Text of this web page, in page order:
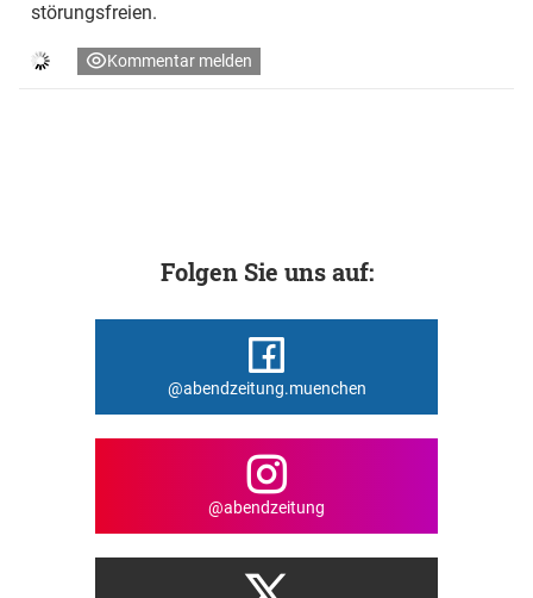
störungsfreien.
Kommentar melden
Folgen Sie uns auf:
@abendzeitung.muenchen
@abendzeitung